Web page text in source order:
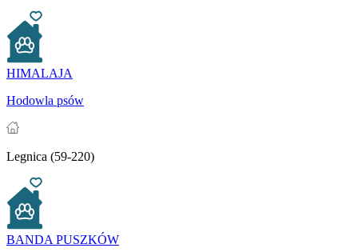
HIMALAJA
Hodowla psów
Legnica (59-220)
BANDA PUSZKÓW